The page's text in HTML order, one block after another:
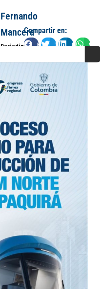
Fernando
Mancera
Periodista
Compartir en:
FacebookTwitterLinkedIn